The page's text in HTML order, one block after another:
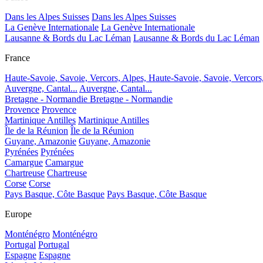
Dans les Alpes Suisses Dans les Alpes Suisses
La Genève Internationale La Genève Internationale
Lausanne & Bords du Lac Léman Lausanne & Bords du Lac Léman
France
Haute-Savoie, Savoie, Vercors, Alpes, Haute-Savoie, Savoie,
Auvergne, Cantal... Auvergne, Cantal...
Bretagne - Normandie Bretagne - Normandie
Provence Provence
Martinique Antilles Martinique Antilles
Île de la Réunion Île de la Réunion
Guyane, Amazonie Guyane, Amazonie
Pyrénées Pyrénées
Camargue Camargue
Chartreuse Chartreuse
Corse Corse
Pays Basque, Côte Basque Pays Basque, Côte Basque
Europe
Monténégro Monténégro
Portugal Portugal
Espagne Espagne